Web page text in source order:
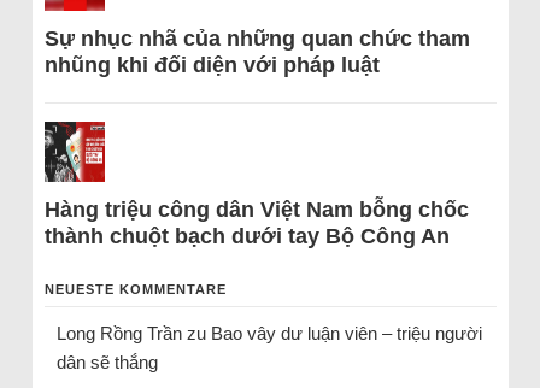
Sự nhục nhã của những quan chức tham
nhũng khi đối diện với pháp luật
Hàng triệu công dân Việt Nam bỗng chốc
thành chuột bạch dưới tay Bộ Công An
NEUESTE KOMMENTARE
Long Rồng Trầnzu Bao vây dư luận viên – triệu người
dân sẽ thắng